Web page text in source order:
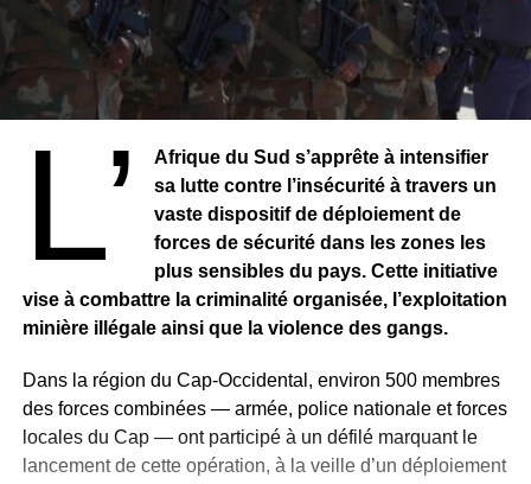
L’
Afrique du Sud s’apprête à intensifier
sa lutte contre l’insécurité à travers un
vaste dispositif de déploiement de
forces de sécurité dans les zones les
plus sensibles du pays. Cette initiative
vise à combattre la criminalité organisée, l’exploitation
minière illégale ainsi que la violence des gangs.
Dans la région du Cap-Occidental, environ 500 membres
des forces combinées — armée, police nationale et forces
locales du Cap — ont participé à un défilé marquant le
lancement de cette opération, à la veille d’un déploiement